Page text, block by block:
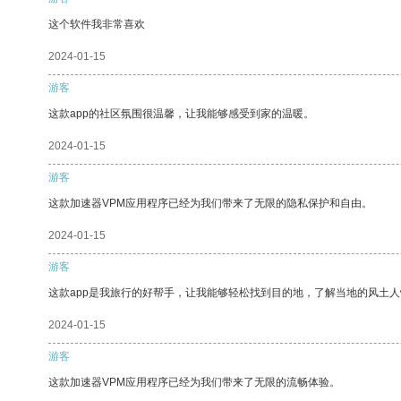
这个软件我非常喜欢
2024-01-15
游客
这款app的社区氛围很温馨，让我能够感受到家的温暖。
2024-01-15
游客
这款加速器VPM应用程序已经为我们带来了无限的隐私保护和自由。
2024-01-15
游客
这款app是我旅行的好帮手，让我能够轻松找到目的地，了解当地的风土
2024-01-15
游客
这款加速器VPM应用程序已经为我们带来了无限的流畅体验。